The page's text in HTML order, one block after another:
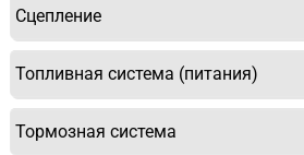
Сцепление
Топливная система (питания)
Тормозная система